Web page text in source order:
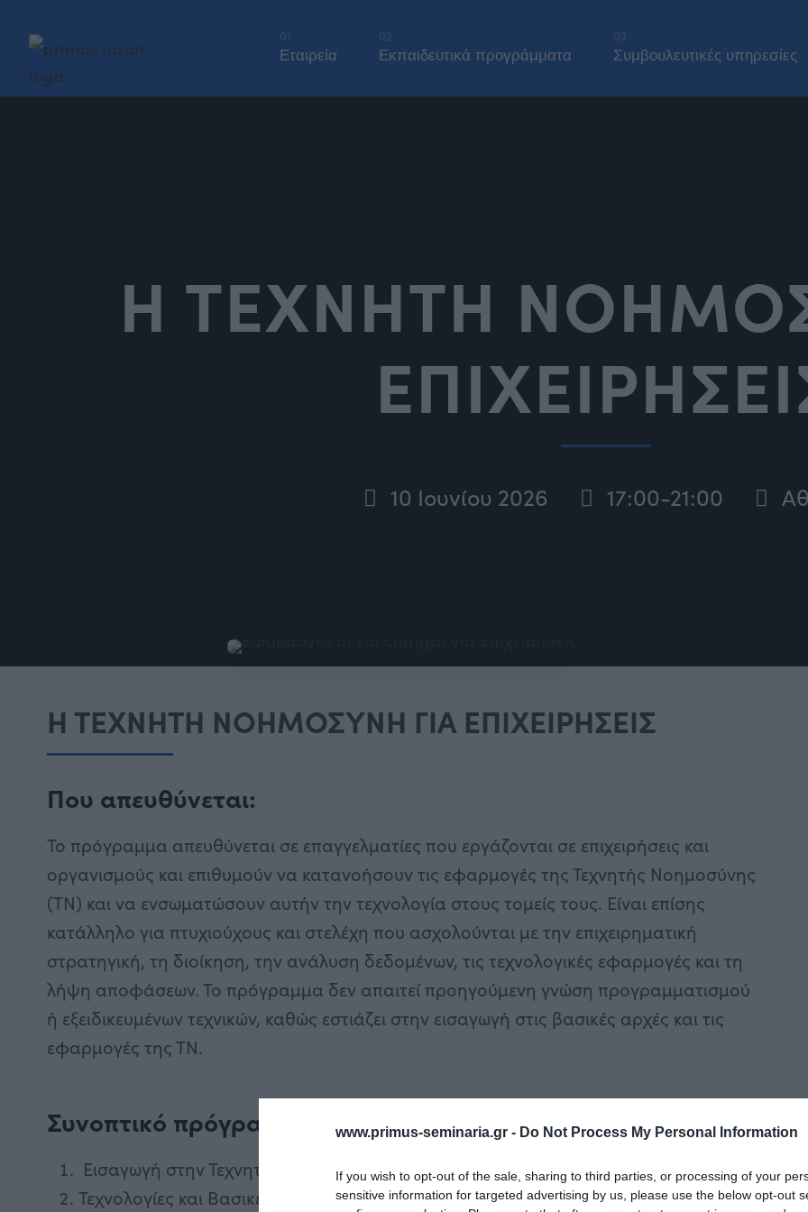
www.primus-seminaria.gr - Do Not Process My Personal Information
If you wish to opt-out of the sale, sharing to third parties, or processing of your
sensitive information for targeted advertising by us, please use the below opt-out
01
Εταιρεία
02
Εκπαιδευτικά προγράμματα
03
Συμβουλευτικές υπηρεσίες
Η ΤΕΧΝΗΤΗ
10 Ιουνίου 2026 17:00-21:00
Η ΤΕΧΝΗΤΗ ΝΟΗΜΟΣΥΝΗ ΓΙΑ ΕΠΙΧΕΙΡΗΣΕΙΣ
Που απευθύνεται:
Το πρόγραμμα απευθύνεται σε επαγγελματίες που εργάζονται σε επιχειρήσεις και
οργανισμούς και επιθυμούν να κατανοήσουν τις εφαρμογές της Τεχνητής Νοημοσύνης
(ΤΝ) και να ενσωματώσουν αυτήν την τεχνολογία στους τομείς τους. Είναι επίσης
κατάλληλο για πτυχιούχους και στελέχη που ασχολούνται με την επιχειρηματική
στρατηγική, τη διοίκηση, την ανάλυση δεδομένων, τις τεχνολογικές εφαρμογές και τη
λήψη αποφάσεων. Το πρόγραμμα δεν απαιτεί προηγούμενη γνώση προγραμματισμού
ή εξειδικευμένων τεχνικών, καθώς εστιάζει στην εισαγωγή στις βασικές αρχές και τις
εφαρμογές της ΤΝ.
Συνοπτικό πρόγραμμα:
Εισαγωγή στην Τεχνητή Νοημοσύνη
Τεχνολογίες και Βασικές Έννοιες της Τεχνητής Νοημοσύνης